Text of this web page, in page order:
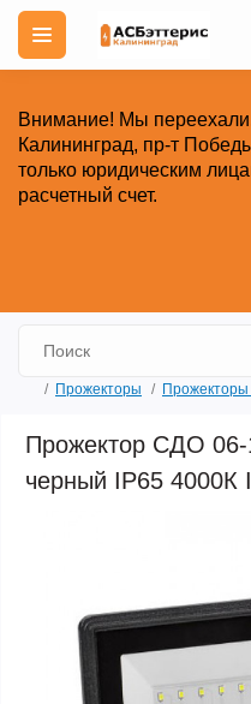
Внимание! Мы
Калининград, пр-т
только юридическим
расчетный счет.
Прожекторы
Прожектор СДО 06-
черный IP65 4000К